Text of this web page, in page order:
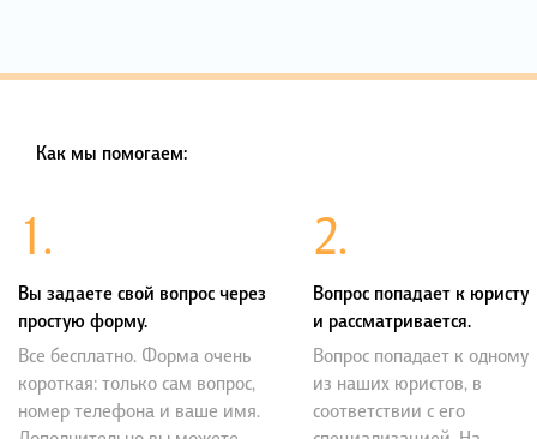
Как мы помогаем:
1.
Вы задаете свой вопрос через
простую форму.
Все бесплатно. Форма очень
короткая: только сам вопрос,
номер телефона и ваше имя.
2.
Вопрос попадает к юристу
и рассматривается.
Вопрос попадает к одному
из наших юристов, в
соответствии с его